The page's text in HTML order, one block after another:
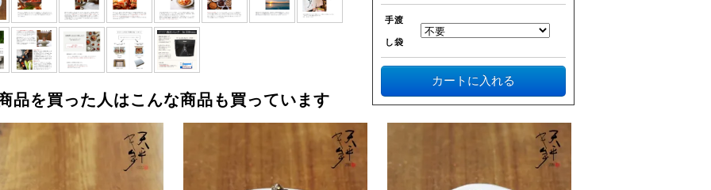
手渡
し袋
品を買った人はこんな商品も買っています